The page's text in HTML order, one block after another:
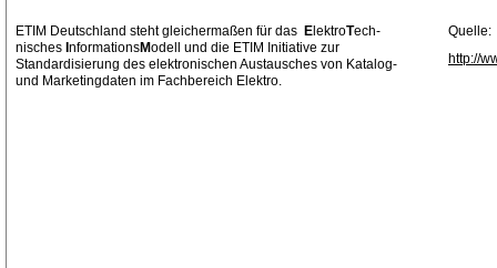
ETIM Deutschland steht gleichermaßen für das E lektroTech-
nisches nformationsModell und die ETIM Initiative zur
Standardisierung des elektronischen Austausches von Katalog-
und Marketingdaten im Fachbereich Elektro.
Quelle:
http://